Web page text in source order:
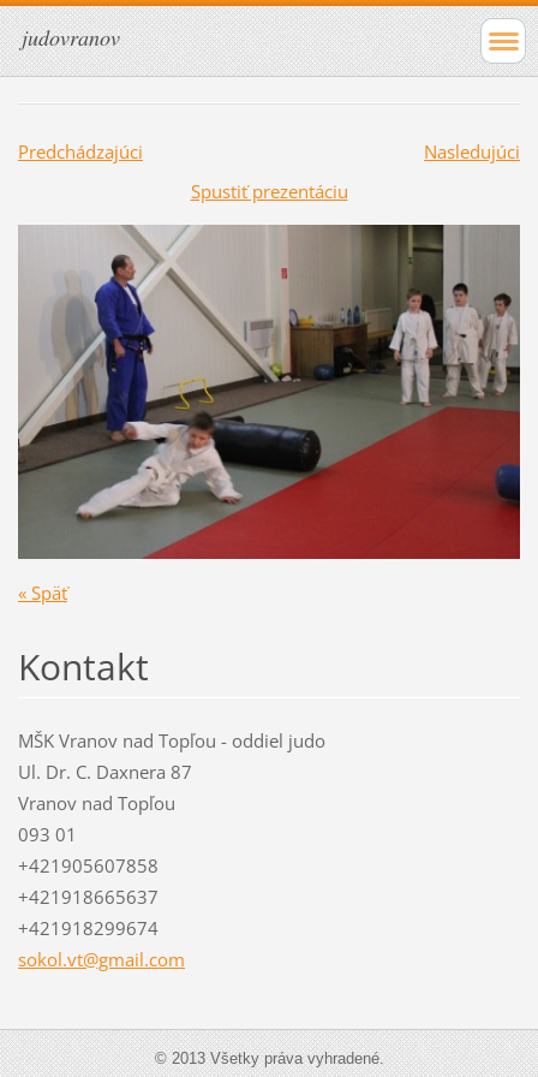
judovranov
Predchádzajúci
Nasledujúci
Spustiť prezentáciu
« Späť
Kontakt
MŠK Vranov nad Topľou - oddiel judo
Ul. Dr. C. Daxnera 87
Vranov nad Topľou
093 01
+421905607858
+421918665637
+421918299674
sokol.vt@gmail.com
© 2013 Všetky práva vyhradené.